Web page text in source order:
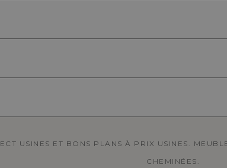
USINES ET BONS PLANS À PRIX USINES.
CHEMINÉES.